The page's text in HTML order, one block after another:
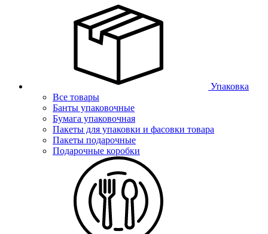
Упаковка
Все товары
Банты упаковочные
Бумага упаковочная
Пакеты для упаковки и фасовки товара
Пакеты подарочные
Подарочные коробки